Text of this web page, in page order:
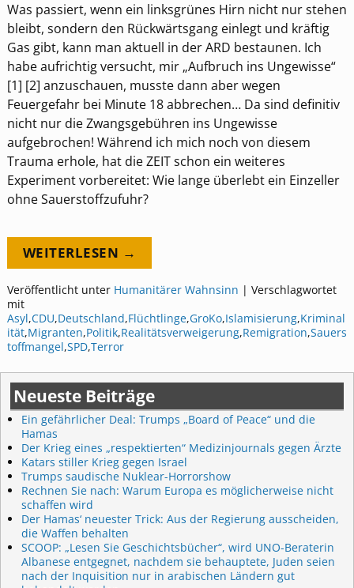
Was passiert, wenn ein linksgrünes Hirn nicht nur stehen
bleibt, sondern den Rückwärtsgang einlegt und kräftig
Gas gibt, kann man aktuell in der ARD bestaunen. Ich
habe aufrichtig versucht, mir „Aufbruch ins Ungewisse“
[1] [2] anzuschauen, musste dann aber wegen
Feuergefahr bei Minute 18 abbrechen… Da sind definitiv
nicht nur die Zwangsgebühren ins Ungewisse
aufgebrochen! Während ich mich noch von diesem
Trauma erhole, hat die ZEIT schon ein weiteres
Experiment vorbereitet: Wie lange überlebt ein Einzeller
ohne Sauerstoffzufuhr?
WEITERLESEN →
Veröffentlicht unter Humanitärer Wahnsinn | Verschlagwortet
mit
Asyl,CDU,Deutschland,Flüchtlinge,GroKo,Islamisierung,Kriminal
ität,Migranten,Politik,Realitätsverweigerung,Remigration,Sauers
toffmangel,SPD,Terror
Neueste Beiträge
Ein gefährlicher Deal: Trumps „Board of Peace“ und die
Hamas
Der Krieg eines „respektierten“ Medizinjournals gegen Ärzte
Katars stiller Krieg gegen Israel
Trumps saudische Nuklear-Horrorshow
Rechnen Sie nach: Warum Europa es möglicherweise nicht
schaffen wird
Der Hamas‘ neuester Trick: Aus der Regierung ausscheiden,
die Waffen behalten
SCOOP: „Lesen Sie Geschichtsbücher“, wird UNO-Beraterin
Albanese entgegnet, nachdem sie behauptete, Juden seien
nach der Inquisition nur in arabischen Ländern gut